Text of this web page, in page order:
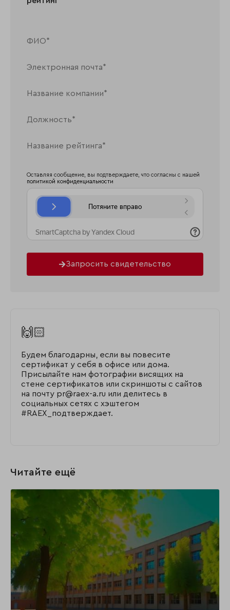
Оставляя сообщение, вы подтверждаете, что согласны с нашей
политикой конфиденциальности
Запросить свидетельство
🙌🏻
Будем благодарны, если вы повесите
сертификат у себя в офисе или дома.
Присылайте нам фотографии висящих на
стене сертификатов или скриншоты с сайтов
на почту pr@raex-a.ru или делитесь в
социальных сетях с хэштегом
#RAEX_подтверждает.
Читайте ещё